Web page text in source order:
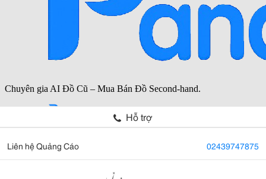
Hỗ trợ
Liên hệ Quảng Cáo 02439747875